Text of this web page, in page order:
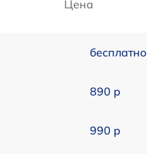
Цена
бесплатно
890 р
990 р